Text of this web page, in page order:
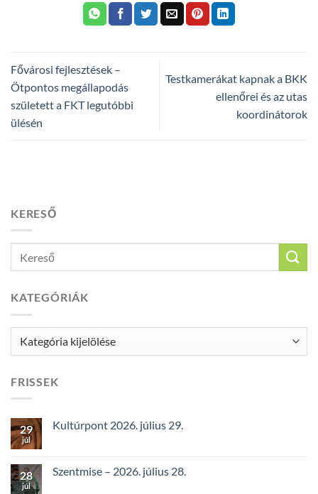
Fővárosi fejlesztések –
Ötpontos megállapodás
született a FKT legutóbbi
ülésén
Testkamerákat kapnak a BKK
ellenőrei és az utas
koordinátorok
KERESŐ
KATEGÓRIÁK
Kategóriák
FRISSEK
29
júl
Kultúrpont 2026. július 29.
28
júl
Szentmise – 2026. július 28.